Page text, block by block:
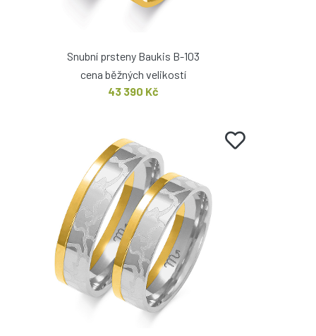
Snubní prsteny Baukis B-103
cena běžných velikostí
43 390 Kč